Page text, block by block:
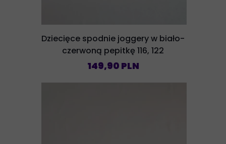
Dziecięce spodnie joggery w biało-
czerwoną pepitkę 116, 122
149,90 PLN